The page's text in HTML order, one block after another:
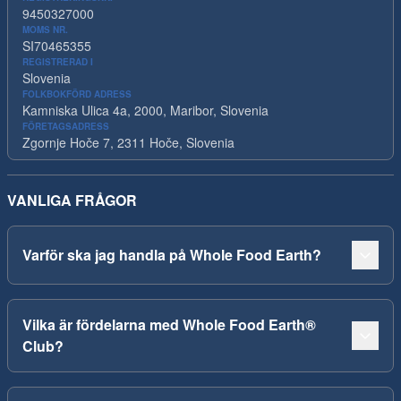
9450327000
MOMS NR.
SI70465355
REGISTRERAD I
Slovenia
FOLKBOKFÖRD ADRESS
Kamniska Ulica 4a, 2000, Maribor, Slovenia
FÖRETAGSADRESS
Zgornje Hoče 7, 2311 Hoče, Slovenia
VANLIGA FRÅGOR
Varför ska jag handla på Whole Food Earth?
Vilka är fördelarna med Whole Food Earth®
Club?